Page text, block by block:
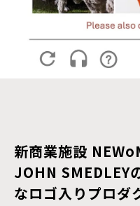
新商業施設
JOHN SMEDLEY
なロゴ入りプロダ